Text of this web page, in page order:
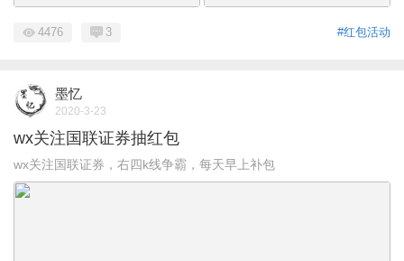
#红包活动
4476 3
墨忆
2020-3-23
wx关注国联证券抽红包
wx关注国联证券，右四k线争霸，每天早上补包